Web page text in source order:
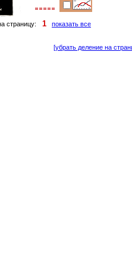
страницу: 1 показать все
[убрать деление на